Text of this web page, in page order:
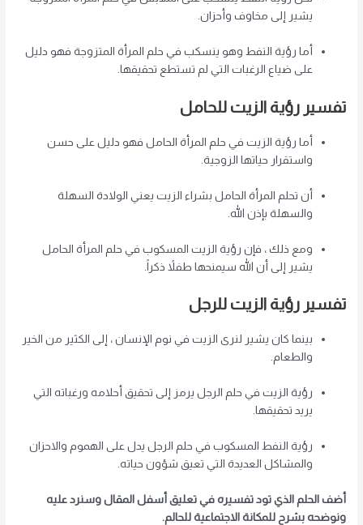
يشير إلى مخاوف وأحزان.
أما رؤية النفط وهو ينسكب في حلم المرأة المتزوجة فهو دليل
على ضياع الرغبات التي لم تستطع تحقيقها.
تفسير رؤية الزيت للحامل
أما رؤية الزيت في حلم المرأة الحامل فهو دليل على حسن
واستقرار حياتها الزوجية.
أن تحلم المرأة الحامل بشراء الزيت يعني الولادة السهلة
والسهلة بإذن الله.
ومع ذلك ، فإن رؤية الزيت المسكوب في حلم المرأة الحامل
يشير إلى أن الله سيمنحها طفلاً ذكراً.
تفسير رؤية الزيت للرجل
بينما كان يشير لنرى الزيت في نوم الإنسان ، إلى الكثير من الخير
والطعام.
رؤية الزيت في حلم الرجل يرمز إلى تحقيق أحلامه ورغباته التي
يريد تحقيقها.
رؤية النفط المسكوب في حلم الرجل يدل على الهموم والاحزان
والمشاكل العديدة التي تعيق شؤون حياته.
أضف الحلم الذي تود تفسيره في تعليق أسفل المقال وسنرد عليه
ونوضحه بشرح للمكانة الاجتماعية للحالم.